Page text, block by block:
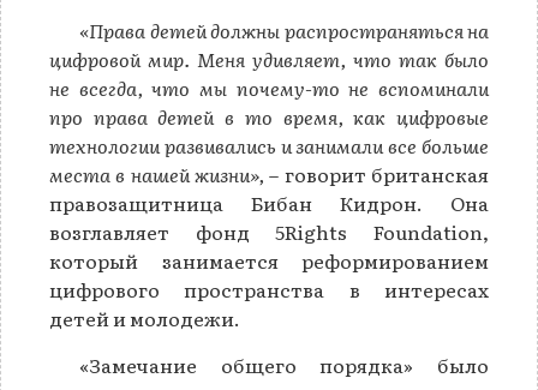
«Права детей должны распространяться на
цифровой мир. Меня удивляет, что так было
не всегда, что мы почему-то не вспоминали
про права детей в то время, как цифровые
технологии развивались и занимали все больше
места в нашей жизни», – говорит британская
правозащитница Бибан Кидрон. Она
возглавляет фонд 5Rights Foundation,
который занимается реформированием
цифрового пространства в интересах
детей и молодежи.
«Замечание общего порядка» было